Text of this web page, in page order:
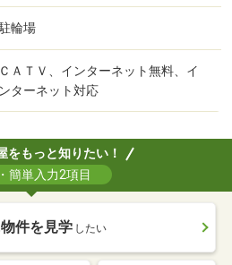
輪場
ＣＡＴＶ、インターネット無料、イ
ンターネット対応
をもっと知りたい！
簡単入力2項目
件を見学 したい